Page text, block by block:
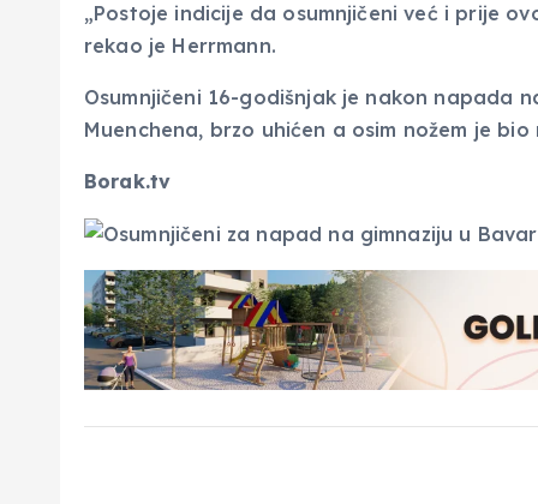
„Postoje indicije da osumnjičeni već i prije
rekao je Herrmann.
Osumnjičeni 16-godišnjak je nakon napada
Muenchena, brzo uhićen a osim nožem je
Borak.tv